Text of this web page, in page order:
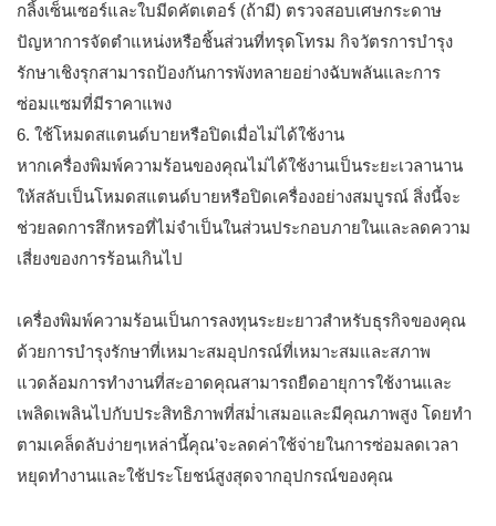
กลิ้งเซ็นเซอร์และใบมีดคัตเตอร์ (ถ้ามี) ตรวจสอบเศษกระดาษ
ปัญหาการจัดตำแหน่งหรือชิ้นส่วนที่ทรุดโทรม กิจวัตรการบำรุง
รักษาเชิงรุกสามารถป้องกันการพังทลายอย่างฉับพลันและการ
ซ่อมแซมที่มีราคาแพง
6. ใช้โหมดสแตนด์บายหรือปิดเมื่อไม่ได้ใช้งาน
หากเครื่องพิมพ์ความร้อนของคุณไม่ได้ใช้งานเป็นระยะเวลานาน
ให้สลับเป็นโหมดสแตนด์บายหรือปิดเครื่องอย่างสมบูรณ์ สิ่งนี้จะ
ช่วยลดการสึกหรอที่ไม่จำเป็นในส่วนประกอบภายในและลดความ
เสี่ยงของการร้อนเกินไป
เครื่องพิมพ์ความร้อนเป็นการลงทุนระยะยาวสำหรับธุรกิจของคุณ
ด้วยการบำรุงรักษาที่เหมาะสมอุปกรณ์ที่เหมาะสมและสภาพ
แวดล้อมการทำงานที่สะอาดคุณสามารถยืดอายุการใช้งานและ
เพลิดเพลินไปกับประสิทธิภาพที่สม่ำเสมอและมีคุณภาพสูง โดยทำ
ตามเคล็ดลับง่ายๆเหล่านี้คุณ’จะลดค่าใช้จ่ายในการซ่อมลดเวลา
หยุดทำงานและใช้ประโยชน์สูงสุดจากอุปกรณ์ของคุณ